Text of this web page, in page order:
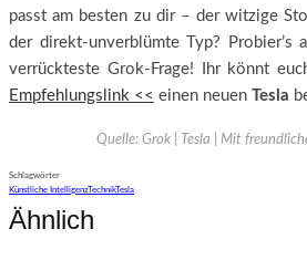
passt am besten zu dir – der witzige
der direkt-unverblümte Typ? Probier’s
verrückteste Grok-Frage! Ihr könnt
Empfehlungslink << einen neuen Tesla
Quelle: Grok | Tesla | Mit
Schlagwörter
Künstliche IntelligenzTechnikTesla
Ähnlich